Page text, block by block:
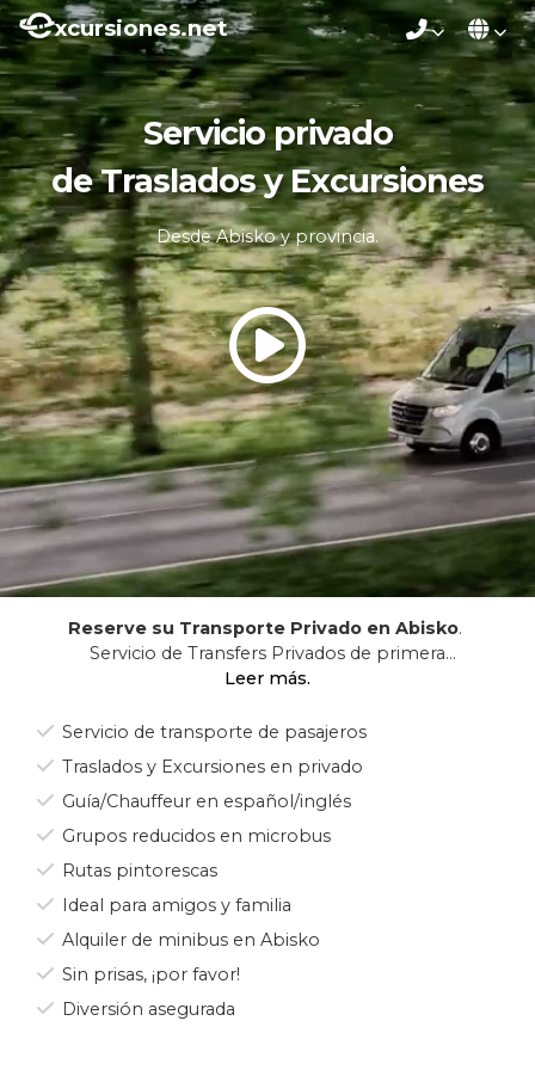
xcursiones.net
Servicio privado
de Traslados y Excursiones
Desde Abisko y provincia.
Reserve su Transporte Privado en Abisko.
Servicio de Transfers Privados de primera
clase.
Ideal para amigos y familia que desean
conduce y sin necesidad de usar el transporte
público ordinario.
del mercado, modelos actuales Mercedes
Benz, completamente equipados gama
“Elegance”, con capacidad para hasta 16
conductor y en adelante, con equipajes.
Servicio de transporte de pasajeros
Traslados y Excursiones en privado
Guía/Chauffeur en español/inglés
Grupos reducidos en microbus
Rutas pintorescas
Ideal para amigos y familia
Alquiler de minibus en Abisko
Sin prisas, ¡por favor!
Diversión asegurada